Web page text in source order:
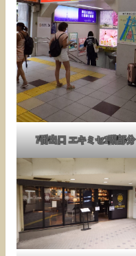
7番出口 エキミセ1階部分